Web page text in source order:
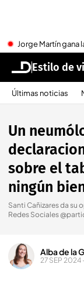
Jorge Martín gana
Estilo de
Últimas noticias
Un
sobre el
ningún
Santi Cañizares da su
Redes Sociales
Alba de la
27 SEP 2024 -